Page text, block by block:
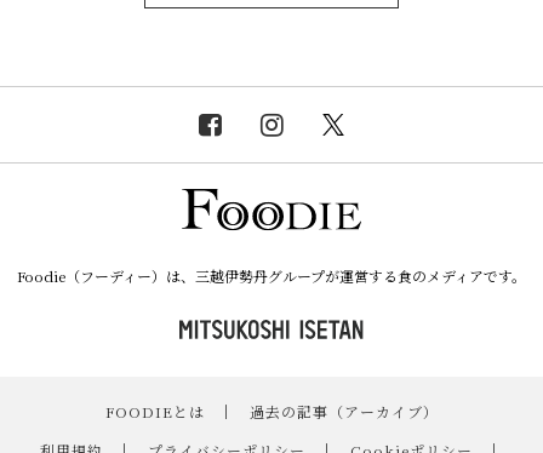
Foodie（フーディー）は、三越伊勢丹グループが運営する食のメディアです。
FOODIEとは ｜
過去の記事（アーカイブ）
｜